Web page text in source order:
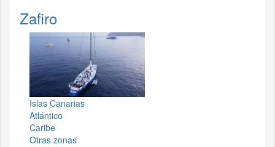
Zafiro
Islas Canarias
Atlántico
Caribe
Otras zonas